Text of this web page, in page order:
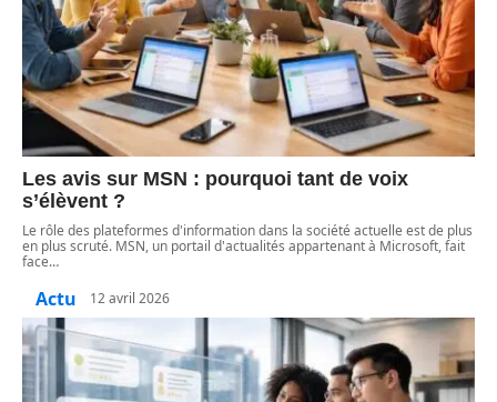
Les avis sur MSN : pourquoi tant de voix
s’élèvent ?
Le rôle des plateformes d'information dans la société actuelle est de plus
en plus scruté. MSN, un portail d'actualités appartenant à Microsoft, fait
face…
Actu 12 avril 2026